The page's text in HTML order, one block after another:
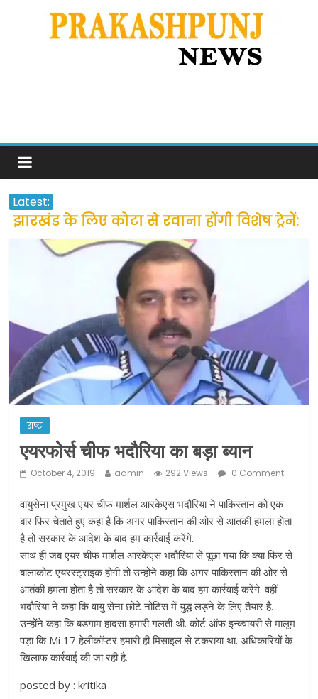
Latest:
झारखंड के लिए कोटा से रवाना होंगी विशेष ट्रेनें:
सीएम हेमंत सोरेन
उत्तराखंड के अन्य राज्यों में फंसे लोगों की जल्द
प्रवासियों व मजदूरों को दी गई छूट के बाद लोगो
ने कराया पंजीयन: राजस्थान सरकार
शराब और पान की दुकानों को ग्रीन जोन में
खोलने की मिली इजाजत: गृह मंत्रालय
दो हफ्ते के लिए बढ़ाया लॉकडाउन: गृह मंत्रालय
राष्ट्र
एयरफोर्स चीफ भदौरिया का बड़ा ब्यान
October 4, 2019 admin 292 Views 0 Comment
वायुसेना प्रमुख एयर चीफ मार्शल आरकेएस भदौरिया ने पाकिस्तान को एक
बार फिर चेताते हुए कहा है कि अगर पाकिस्तान की ओर से आतंकी हमला होता
है तो सरकार के आदेश के बाद हम कार्रवाई करेंगे.
साथ ही जब एयर चीफ मार्शल आरकेएस भदौरिया से पूछा गया कि क्या फिर से
बालाकोट एयरस्ट्राइक होगी तो उन्होंने कहा कि अगर पाकिस्तान की ओर से
आतंकी हमला होता है तो सरकार के आदेश के बाद हम कार्रवाई करेंगे. वहीं
भदौरिया ने कहा कि वायु सेना छोटे नोटिस में युद्ध लड़ने के लिए तैयार है.
उन्होंने कहा कि बडगाम हादसा हमारी गलती थी. कोर्ट ऑफ इन्क्वायरी से मालूम
पड़ा कि Mi 17 हेलीकॉप्टर हमारी ही मिसाइल से टकराया था. अधिकारियों के
खिलाफ कार्रवाई की जा रही है.
posted by : kritika